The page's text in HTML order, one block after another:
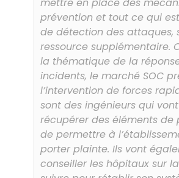
prévention et tout ce qui
de détection des attaques,
ressource supplémentaire.
la thématique de la
incidents, le marché SOC
l’intervention de forces
sont des ingénieurs qui
récupérer des éléments de
de permettre à
porter plainte. Ils vont
conseiller les hôpitaux sur